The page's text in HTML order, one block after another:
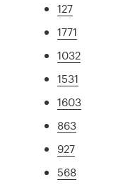
127
1771
1032
1531
1603
863
927
568